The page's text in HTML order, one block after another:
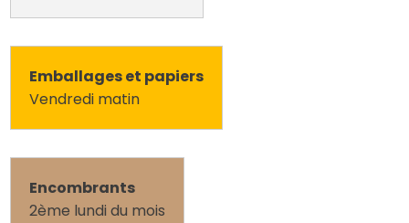
Emballages et papiers
Vendredi matin
Encombrants
2ème lundi du mois